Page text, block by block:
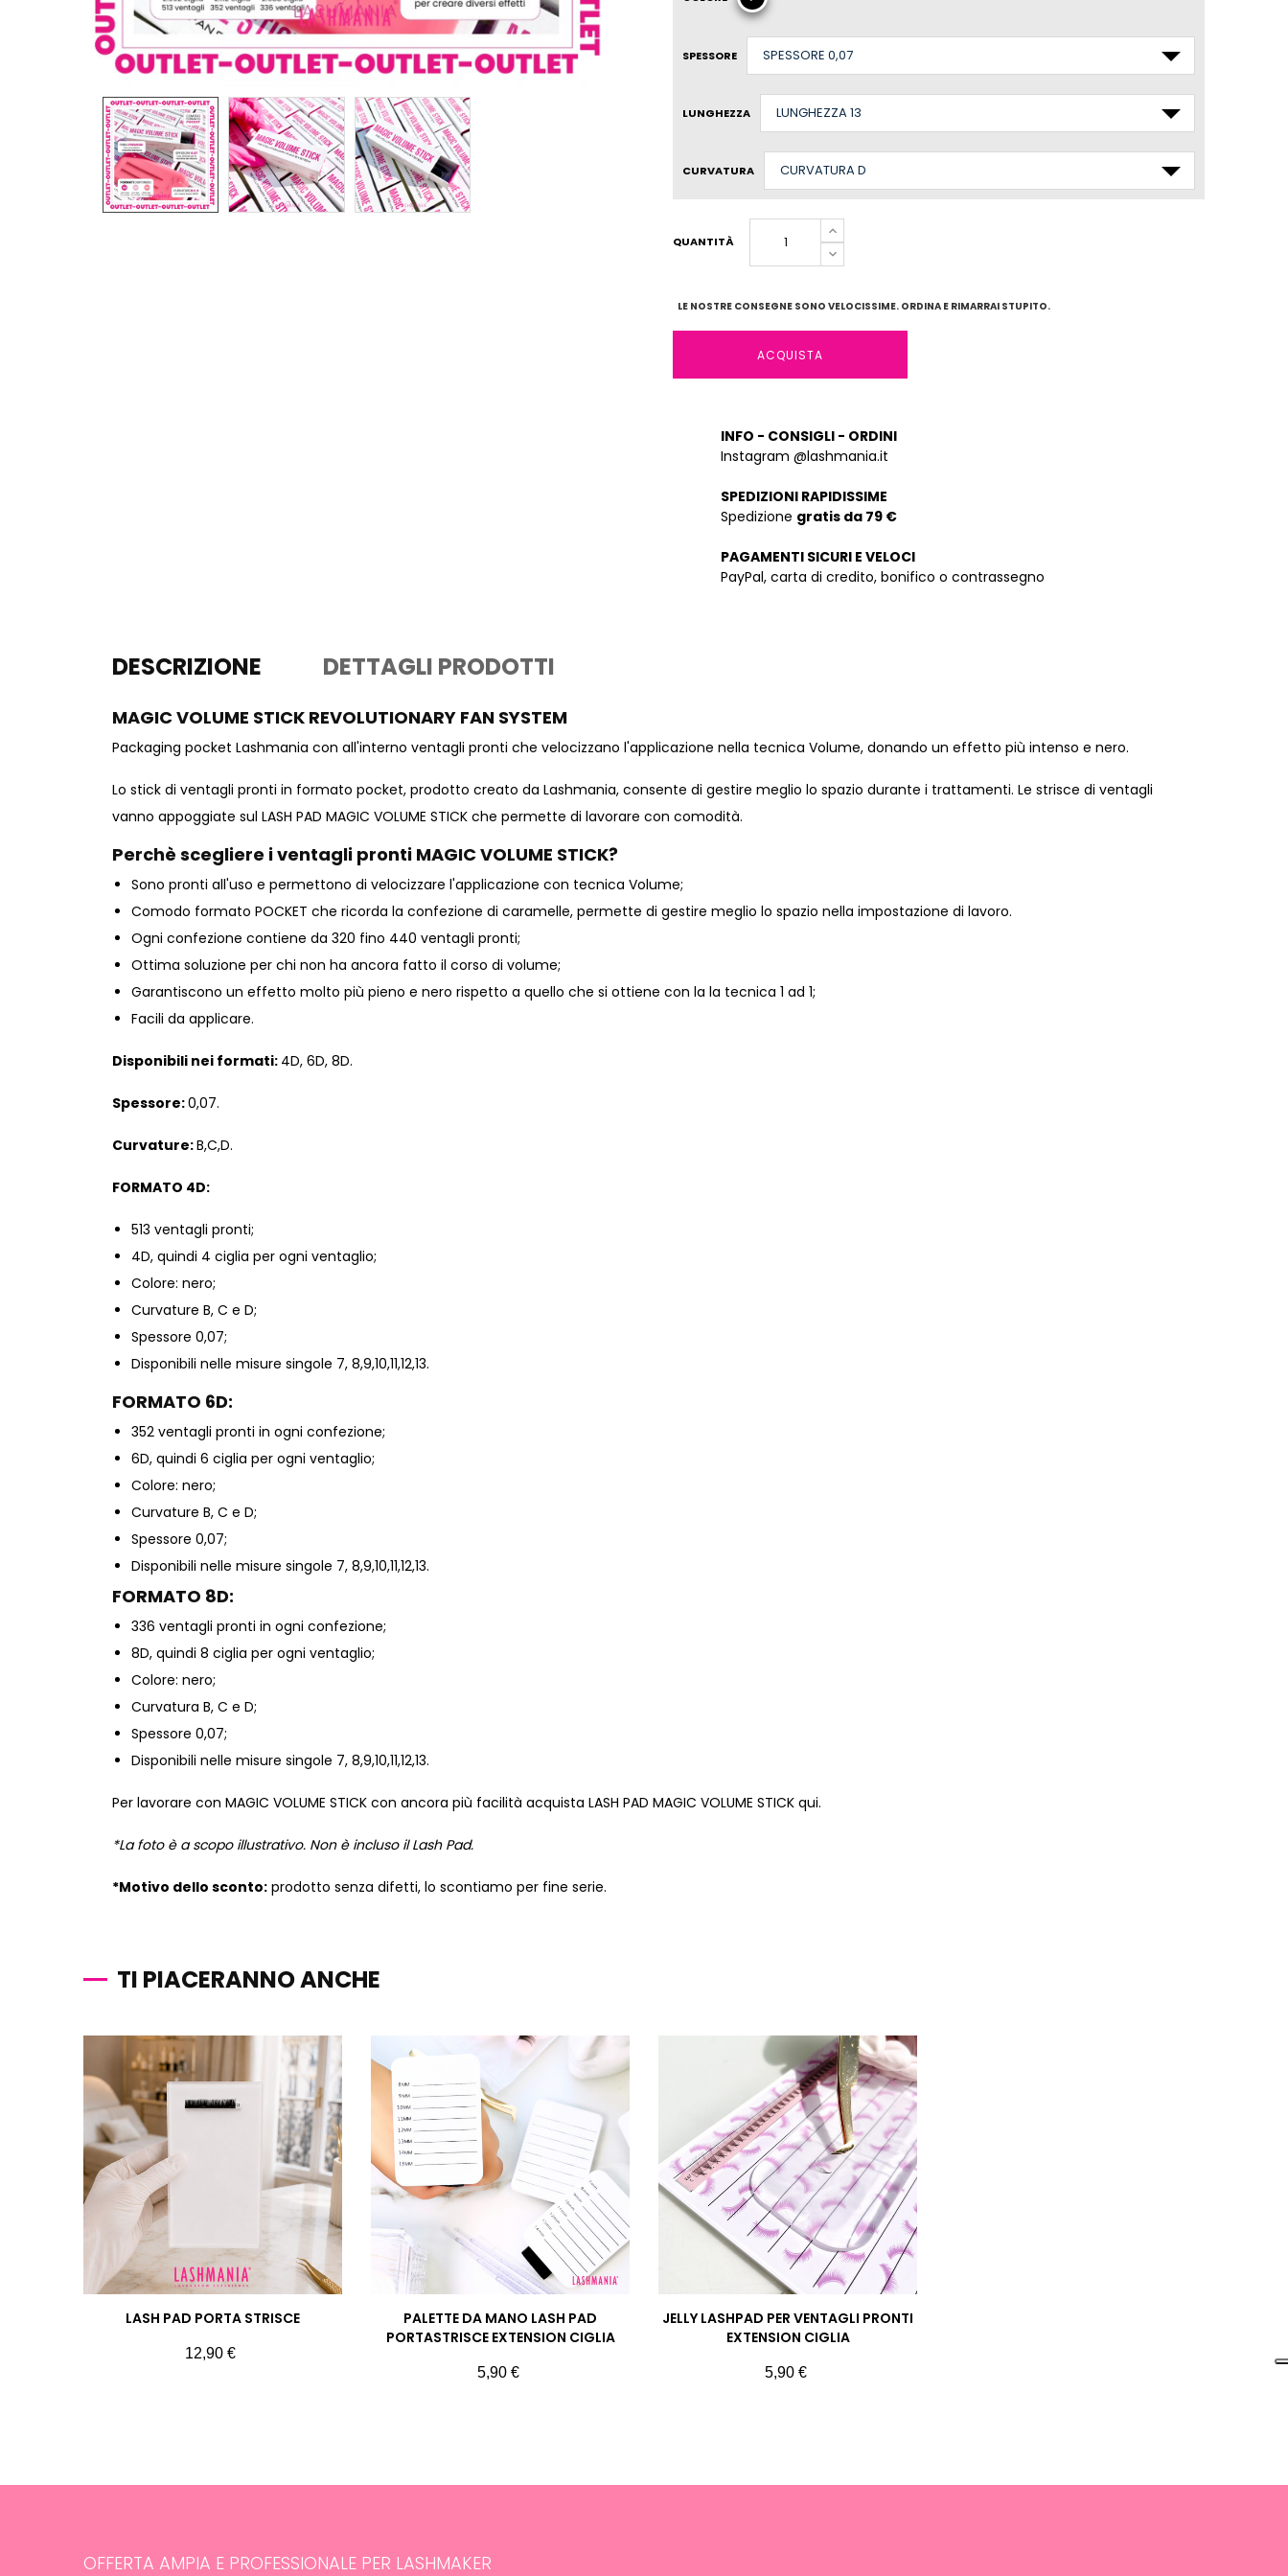
SPESSORE
LUNGHEZZA
CURVATURA
QUANTITÀ
LE NOSTRE CONSEGNE SONO VELOCISSIME. ORDINA E RIMARRAI STUPITO.
ACQUISTA
INFO - CONSIGLI - ORDINI
Instagram @lashmania.it
SPEDIZIONI RAPIDISSIME
Spedizione gratis da 79 €
PAGAMENTI SICURI E VELOCI
PayPal, carta di credito, bonifico o contrassegno
DESCRIZIONE DETTAGLI PRODOTTI
MAGIC VOLUME STICK REVOLUTIONARY FAN SYSTEM
Packaging pocket Lashmania con all'interno ventagli pronti che velocizzano l'applicazione nella tecnica Volume, donando un effetto più intenso e nero.
Lo stick di ventagli pronti in formato pocket, prodotto creato da Lashmania, consente di gestire meglio lo spazio durante i trattamenti. Le strisce di ventagli
vanno appoggiate sul LASH PAD MAGIC VOLUME STICK che permette di lavorare con comodità.
Perchè scegliere i ventagli pronti MAGIC VOLUME STICK?
Sono pronti all'uso e permettono di velocizzare l'applicazione con tecnica Volume;
Comodo formato POCKET che ricorda la confezione di caramelle, permette di gestire meglio lo spazio nella impostazione di lavoro.
Ogni confezione contiene da 320 fino 440 ventagli pronti;
Ottima soluzione per chi non ha ancora fatto il corso di volume;
Garantiscono un effetto molto più pieno e nero rispetto a quello che si ottiene con la la tecnica 1 ad 1;
Facili da applicare.
Disponibili nei formati: 4D, 6D, 8D.
Spessore:0,07.
Curvature:B,C,D.
FORMATO 4D:
513 ventagli pronti;
4D, quindi 4 ciglia per ogni ventaglio;
Colore: nero;
Curvature B, C e D;
Spessore 0,07;
Disponibili nelle misure singole 7, 8,9,10,11,12,13.
FORMATO 6D:
352 ventagli pronti in ogni confezione;
6D, quindi 6 ciglia per ogni ventaglio;
Colore: nero;
Curvature B, C e D;
Spessore 0,07;
Disponibili nelle misure singole 7, 8,9,10,11,12,13.
FORMATO 8D:
336 ventagli pronti in ogni confezione;
8D, quindi 8 ciglia per ogni ventaglio;
Colore: nero;
Curvatura B, C e D;
Spessore 0,07;
Disponibili nelle misure singole 7, 8,9,10,11,12,13.
Per lavorare con MAGIC VOLUME STICK con ancora più facilità acquista LASH PAD MAGIC VOLUME STICK qui.
*La foto è a scopo illustrativo. Non è incluso il Lash Pad.
*Motivo dello sconto: prodotto senza difetti, lo scontiamo per fine serie.
TI PIACERANNO ANCHE
LASH PAD PORTA STRISCE
Prezzo
12,90 €
PALETTE DA MANO LASH PAD
PORTASTRISCE EXTENSION CIGLIA
Prezzo
5,90 €
JELLY LASHPAD PER VENTAGLI PRONTI
EXTENSION CIGLIA
Prezzo
5,90 €
OFFERTA AMPIA E PROFESSIONALE PER LASHMAKER